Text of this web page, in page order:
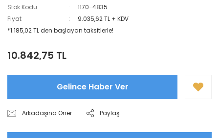
Stok Kodu
1170-4835
Fiyat
9.035,62 TL + KDV
*1.185,02 TL den başlayan taksitlerle!
10.842,75 TL
Gelince Haber Ver
Arkadaşına Öner Paylaş